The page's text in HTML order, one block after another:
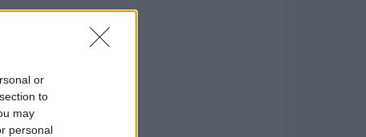
or
to
may
personal